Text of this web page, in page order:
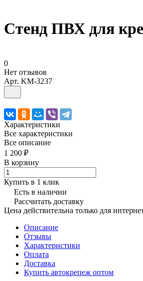
Стенд ПВХ для
0
Нет отзывов
Арт. KM-3237
Характеристики
Все характеристики
Все описание
1 200 ₽
В корзину
Купить в 1 клик
Есть в наличии
Рассчитать доставку
Цена действительна только для
Описание
Отзывы
Характеристики
Оплата
Доставка
Купить автокрепеж оптом